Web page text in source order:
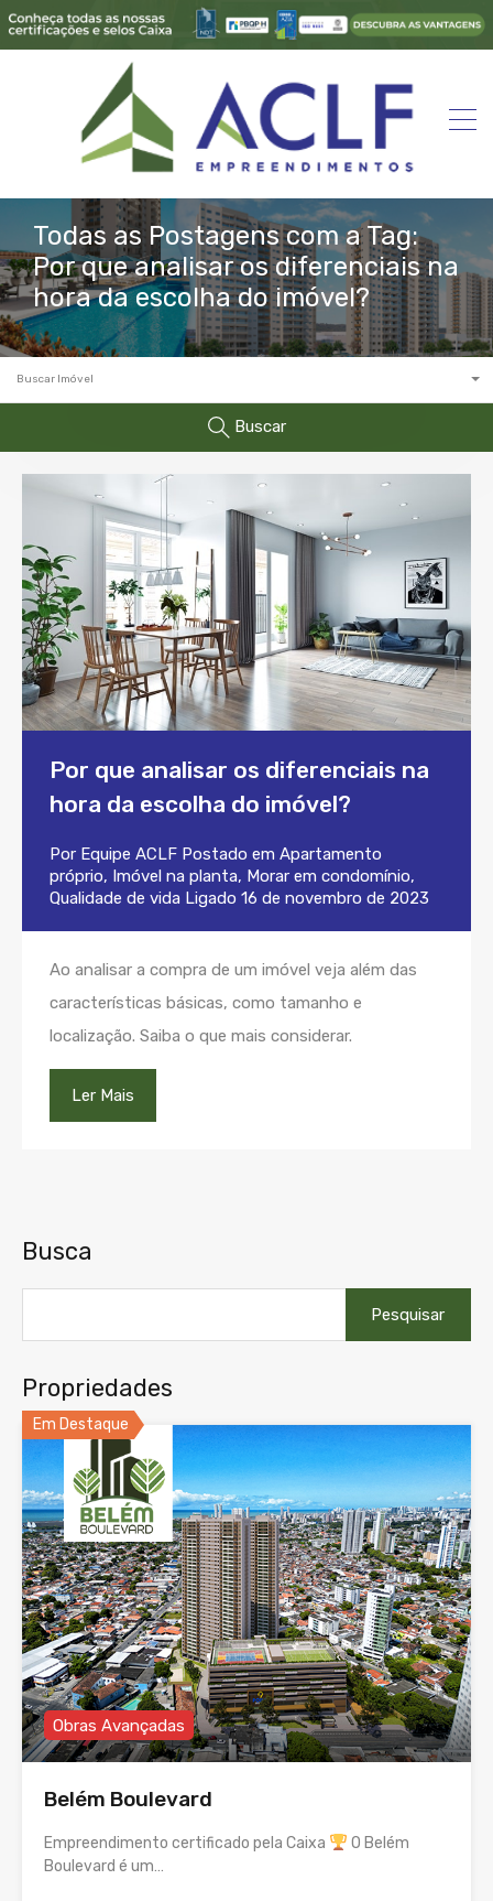
Todas as Postagens com a Tag:
Por que analisar os diferenciais na
hora da escolha do imóvel?
Buscar Imóvel
Buscar
Por que analisar os diferenciais na
hora da escolha do imóvel?
Por Equipe ACLF Postado em Apartamento
próprio, Imóvel na planta, Morar em condomínio,
Qualidade de vida Ligado 16 de novembro de 2023
Ao analisar a compra de um imóvel veja além das
características básicas, como tamanho e
localização. Saiba o que mais considerar.
Ler Mais
Busca
por:
Propriedades
Em Destaque
Obras Avançadas
Belém Boulevard
Empreendimento certificado pela Caixa
O Belém
Boulevard é um…